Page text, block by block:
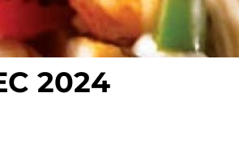
2024